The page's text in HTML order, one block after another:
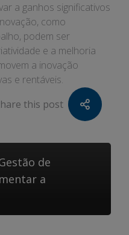
a ganhos significativos
como
podem ser
e a melhoria
a inovação
e rentáveis.
this post
de
a